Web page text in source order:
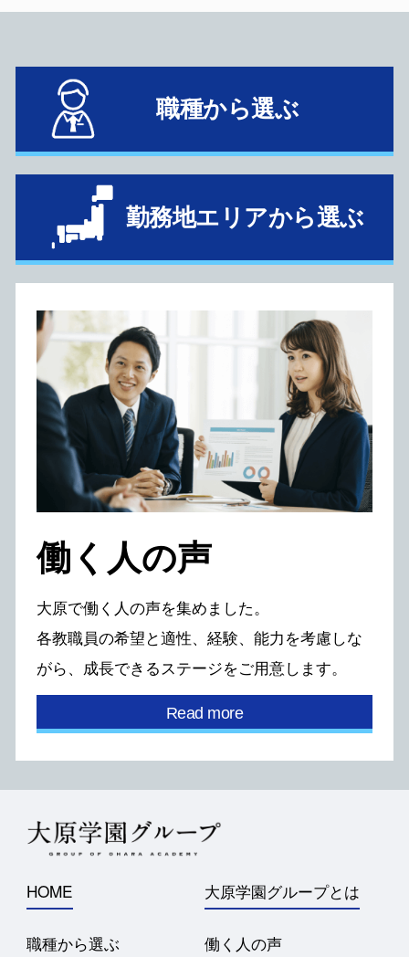
職種から選ぶ
勤務地エリアから選ぶ
働く⼈の声
⼤原で働く⼈の声を集めました。
各教職員の希望と適性、経験、能⼒を考慮しな
がら、
成⻑できるステージをご⽤意します。
Read more
HOME
職種から選ぶ
大原学園グループとは
働く人の声